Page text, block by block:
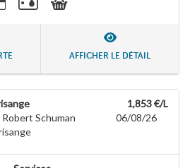
AFFICHER LE DÉTAIL
Robert Schuman
1,853 €/L
06/08/26